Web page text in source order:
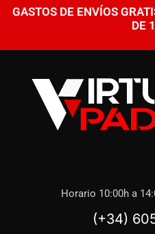
GASTOS DE ENVÍOS
DE
Horario 10:00h a
(+34)